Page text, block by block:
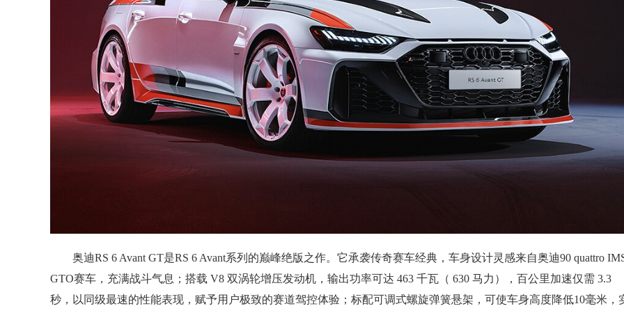
奥迪RS 6 Avant GT是RS 6 Avant系列的巅峰绝版之作。它承袭传奇赛车经典，车身设计灵感来自奥迪90 quattro
GTO赛车，充满战斗气息；搭载 V8 双涡轮增压发动机，输出功率可达 463 千瓦（ 630 马力），百公里加速仅需 3.3
秒，以同级最速的性能表现，赋予用户极致的赛道驾控体验；标配可调式螺旋弹簧悬架，可使车身高度降低10毫米，